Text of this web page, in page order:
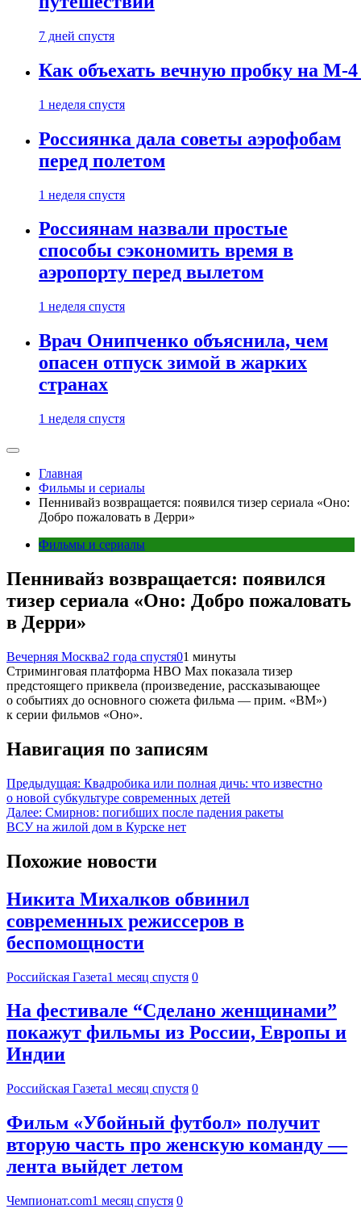
7 дней спустя
Как объехать вечную пробку на М-
1 неделя спустя
Россиянка дала советы аэрофобам
перед полетом
1 неделя спустя
Россиянам назвали простые
способы сэкономить время в
аэропорту перед вылетом
1 неделя спустя
Врач Онипченко объяснила, чем
опасен отпуск зимой в жарких
странах
1 неделя спустя
Главная
Фильмы и сериалы
Пеннивайз возвращается: появился тизер сериала «Оно:
Добро пожаловать в Дерри»
Фильмы и сериалы
Пеннивайз возвращается: появился
тизер сериала «Оно: Добро пожаловать
в Дерри»
Вечерняя Москва2 года спустя01 минуты
Стриминговая платформа HBO Max показала тизер
предстоящего приквела (произведение, рассказывающее
о событиях до основного сюжета фильма — прим. «ВМ»)
к серии фильмов «Оно».
Навигация по записям
Предыдущая: Квадробика или полная дичь: что известно
о новой субкультуре современных детей
Далее: Смирнов: погибших после падения ракеты
ВСУ на жилой дом в Курске нет
Похожие новости
Никита Михалков обвинил
современных режиссеров в
беспомощности
Российская Газета1 месяц спустя 0
На фестивале “Сделано женщинами”
покажут фильмы из России, Европы и
Индии
Российская Газета1 месяц спустя 0
Фильм «Убойный футбол» получит
вторую часть про женскую команду —
лента выйдет летом
Чемпионат.com1 месяц спустя 0